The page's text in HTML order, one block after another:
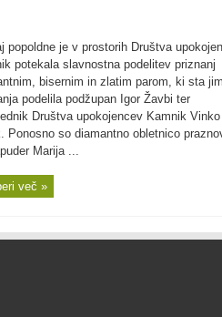
popoldne je v prostorih Društva
potekala slavnostna podelitev priznanj
bisernim in zlatim parom, ki sta jim
podelila podžupan Igor Žavbi ter
Društva upokojencev Kamnik Vinko
Ponosno so diamantno obletnico
Marija ...
več »